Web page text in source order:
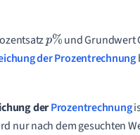
p% und Grundwert
der Prozentrechnung
derProzentrechnung
nur nach dem gesuchten